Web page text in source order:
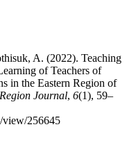
A. (2022). Teaching
of Teachers of
in the Eastern Region of
Journal, 6(1), 59–
view/256645